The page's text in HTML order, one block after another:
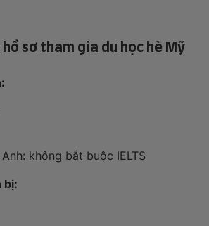
sơ tham gia du học hè Mỹ
không bắt buộc IELTS
bị: